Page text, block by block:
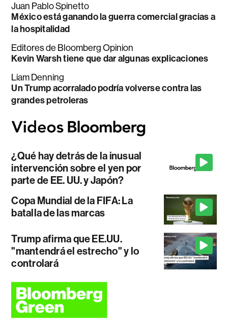
Juan Pablo Spinetto
México está ganando la guerra comercial gracias a
la hospitalidad
Editores de Bloomberg Opinion
Kevin Warsh tiene que dar algunas explicaciones
Liam Denning
Un Trump acorralado podría volverse contra las
grandes petroleras
¿Qué hay detrás de la inusual
intervención sobre el yen por
parte de EE. UU. y Japón?
Copa Mundial de la FIFA: La
batalla de las marcas
Trump afirma que EE.UU.
"mantendrá el estrecho" y lo
controlará